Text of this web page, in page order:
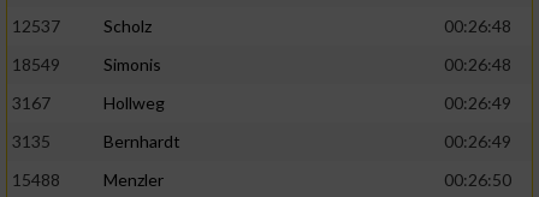
12537
Scholz
00:26:48
18549
Simonis
00:26:48
3167
Hollweg
00:26:49
3135
Bernhardt
00:26:49
15488
Menzler
00:26:50